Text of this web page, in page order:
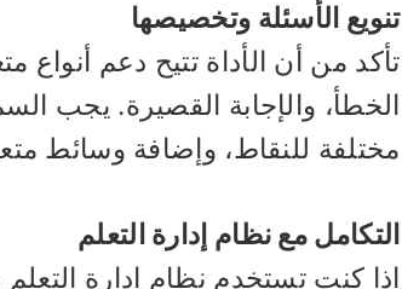
تنويع الأسئلة وتخصيصها
تأكد من أن الأداة تتيح دعم أنواع
الخطأ، والإجابة القصيرة. يجب
مختلفة للنقاط، وإضافة وسائط
التكامل مع نظام إدارة التعلم